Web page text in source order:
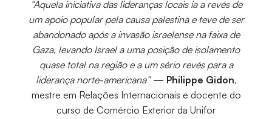
“Aquela iniciativa das lideranças locais ia a revés de
um apoio popular pela causa palestina e teve de ser
abandonado após a invasão israelense na faixa de
Gaza, levando Israel a uma posição de isolamento
quase total na região e a um sério revés para a
liderança norte-americana”— Philippe Gidon,
mestre em Relações Internacionais e docente do
curso de Comércio Exterior da Unifor